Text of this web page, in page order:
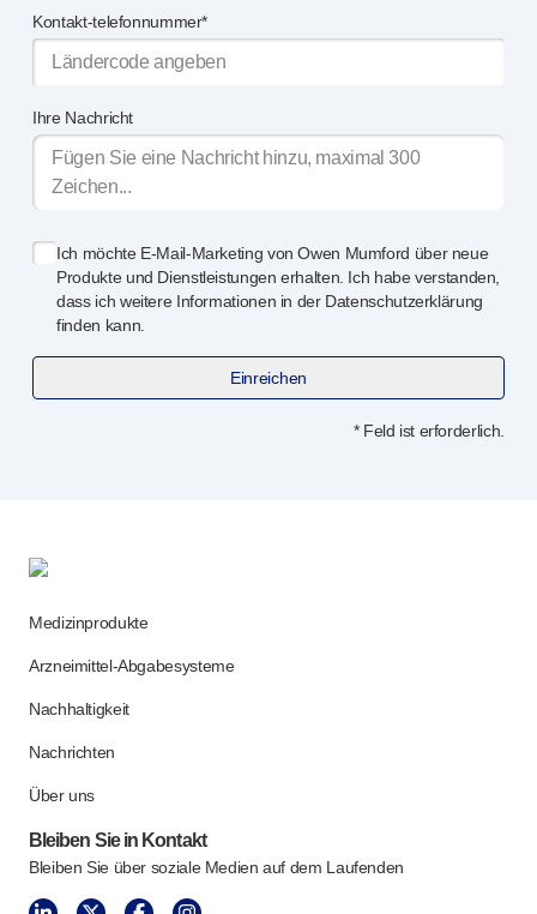
Innovate UK
Nachrichten
Ressourcen
Presse
Veranstaltungen
Kontakt aufnehmen
Kontakt-telefonnummer*
Ihre Nachricht
Ich möchte E-Mail-Marketing von Owen Mumford über neue
Produkte und Dienstleistungen erhalten. Ich habe verstanden,
dass ich weitere Informationen in der Datenschutzerklärung
finden kann.
Einreichen
* Feld ist erforderlich.
Medizinprodukte
Arzneimittel-Abgabesysteme
Nachhaltigkeit
Nachrichten
Über uns
Bleiben Sie in Kontakt
Bleiben Sie über soziale Medien auf dem Laufenden